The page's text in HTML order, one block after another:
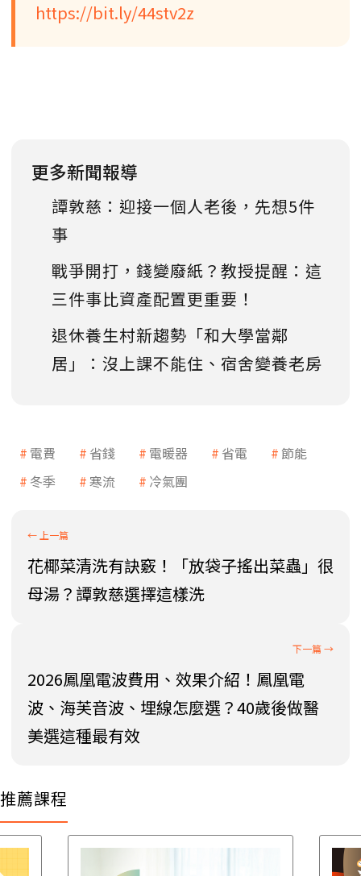
https://bit.ly/44stv2z
更多新聞報導
譚敦慈：迎接一個人老後，先想5件
事
戰爭開打，錢變廢紙？教授提醒：這
三件事比資產配置更重要！
退休養生村新趨勢「和大學當鄰
居」：沒上課不能住、宿舍變養老房
電費 省錢 電暖器 省電
節能
冬季
寒流 冷氣團
花椰菜清洗有訣竅！「放袋子搖出菜蟲」很
母湯？譚敦慈選擇這樣洗
2026鳳凰電波費用、效果介紹！鳳凰電
波、海芙音波、埋線怎麼選？40歲後做醫
美選這種最有效
推薦課程